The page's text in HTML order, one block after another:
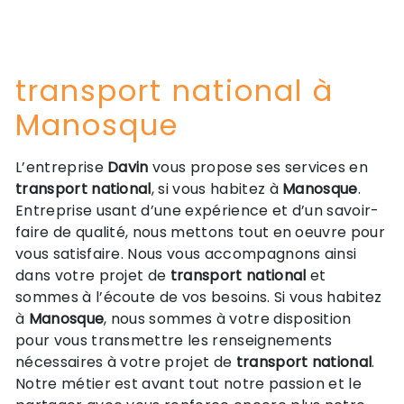
transport national à
Manosque
L’entreprise Davin vous propose ses services en
transport national, si vous habitez à Manosque.
Entreprise usant d’une expérience et d’un savoir-
faire de qualité, nous mettons tout en oeuvre pour
vous satisfaire. Nous vous accompagnons ainsi
dans votre projet de transport national et
sommes à l’écoute de vos besoins. Si vous habitez
à Manosque, nous sommes à votre disposition
pour vous transmettre les renseignements
nécessaires à votre projet de transport national.
Notre métier est avant tout notre passion et le